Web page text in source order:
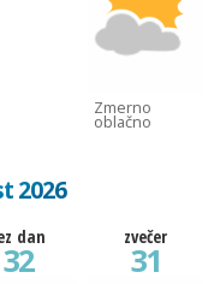
Zmerno
oblačno
2026
dan
32
zvečer
31